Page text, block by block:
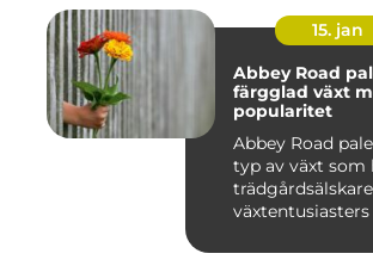
15. jan
Abbey Road
färgglad växt
popularitet
Abbey Road
typ av växt som
växtentusiasters